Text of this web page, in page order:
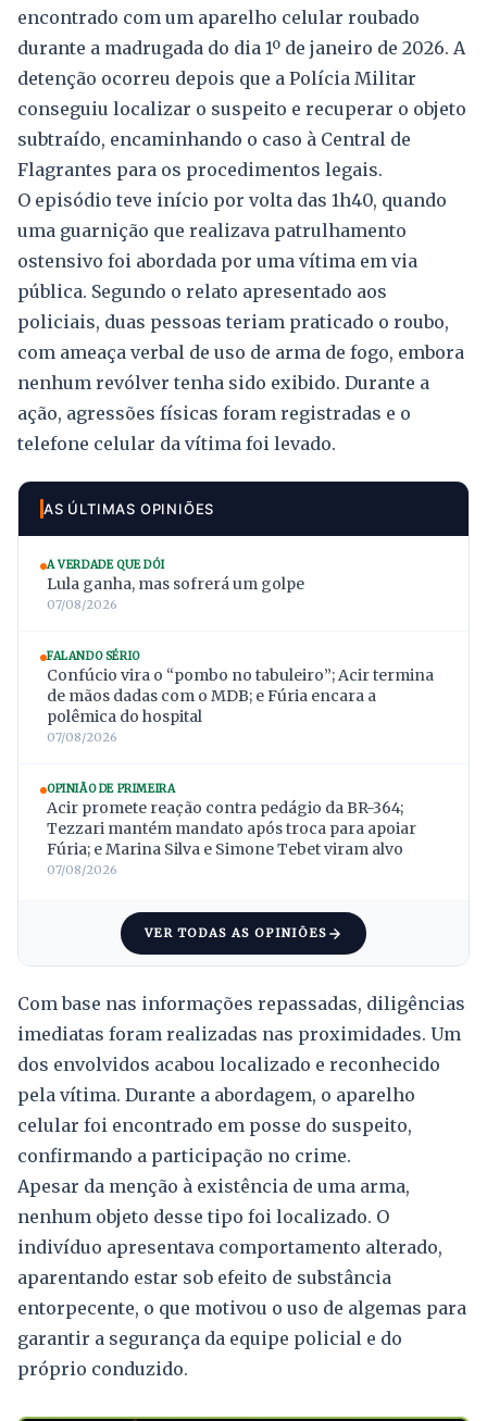
encontrado com um aparelho celular roubado
durante a madrugada do dia 1º de janeiro de 2026. A
detenção ocorreu depois que a Polícia Militar
conseguiu localizar o suspeito e recuperar o objeto
subtraído, encaminhando o caso à Central de
Flagrantes para os procedimentos legais.
O episódio teve início por volta das 1h40, quando
uma guarnição que realizava patrulhamento
ostensivo foi abordada por uma vítima em via
pública. Segundo o relato apresentado aos
policiais, duas pessoas teriam praticado o roubo,
com ameaça verbal de uso de arma de fogo, embora
nenhum revólver tenha sido exibido. Durante a
ação, agressões físicas foram registradas e o
telefone celular da vítima foi levado.
AS ÚLTIMAS OPINIÕES
A VERDADE QUE DÓI
Lula ganha, mas sofrerá um golpe
07/08/2026
FALANDO SÉRIO
Confúcio vira o “pombo no tabuleiro”; Acir termina
de mãos dadas com o MDB; e Fúria encara a
polêmica do hospital
07/08/2026
OPINIÃO DE PRIMEIRA
Acir promete reação contra pedágio da BR-364;
Tezzari mantém mandato após troca para apoiar
Fúria; e Marina Silva e Simone Tebet viram alvo
07/08/2026
VER TODAS AS OPINIÕES
Com base nas informações repassadas, diligências
imediatas foram realizadas nas proximidades. Um
dos envolvidos acabou localizado e reconhecido
pela vítima. Durante a abordagem, o aparelho
celular foi encontrado em posse do suspeito,
confirmando a participação no crime.
Apesar da menção à existência de uma arma,
nenhum objeto desse tipo foi localizado. O
indivíduo apresentava comportamento alterado,
aparentando estar sob efeito de substância
entorpecente, o que motivou o uso de algemas para
garantir a segurança da equipe policial e do
próprio conduzido.